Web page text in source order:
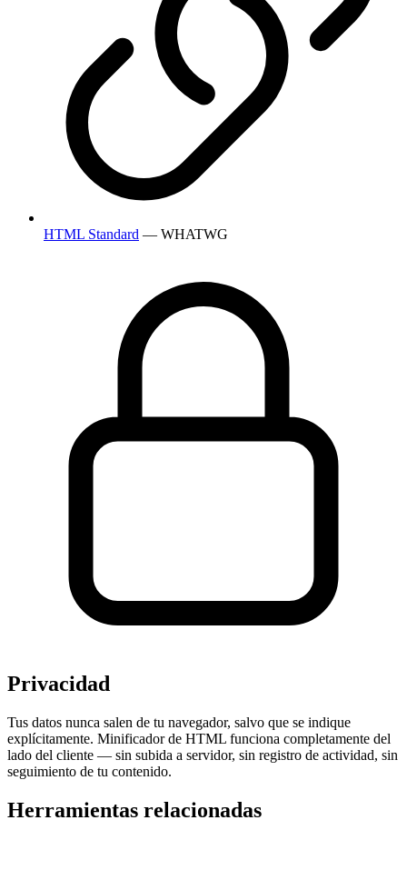
HTML Standard — WHATWG
Privacidad
Tus datos nunca salen de tu navegador, salvo que se indique
explícitamente. Minificador de HTML funciona completamente del
lado del cliente — sin subida a servidor, sin registro de actividad, sin
seguimiento de tu contenido.
Herramientas relacionadas